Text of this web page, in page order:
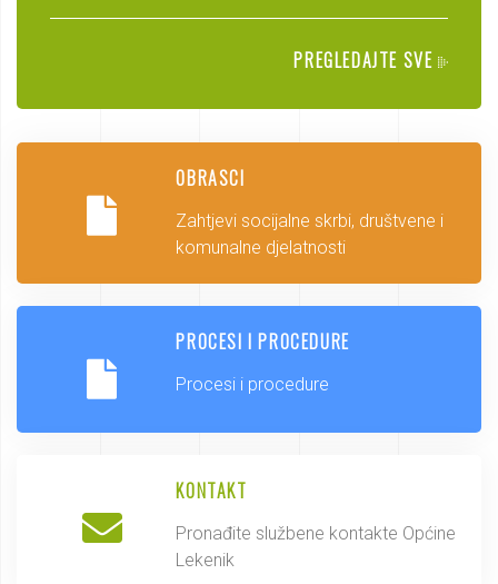
PREGLEDAJTE SVE
OBRASCI
Zahtjevi socijalne skrbi, društvene i
komunalne djelatnosti
PROCESI I PROCEDURE
Procesi i procedure
KONTAKT
Pronađite službene kontakte Općine
Lekenik